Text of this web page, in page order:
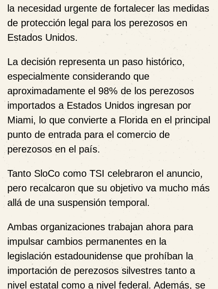
la necesidad urgente de fortalecer las medidas
de protección legal para los perezosos en
Estados Unidos.
La decisión representa un paso histórico,
especialmente considerando que
aproximadamente el 98% de los perezosos
importados a Estados Unidos ingresan por
Miami, lo que convierte a Florida en el principal
punto de entrada para el comercio de
perezosos en el país.
Tanto SloCo como TSI celebraron el anuncio,
pero recalcaron que su objetivo va mucho más
allá de una suspensión temporal.
Ambas organizaciones trabajan ahora para
impulsar cambios permanentes en la
legislación estadounidense que prohíban la
importación de perezosos silvestres tanto a
nivel estatal como a nivel federal. Además, se